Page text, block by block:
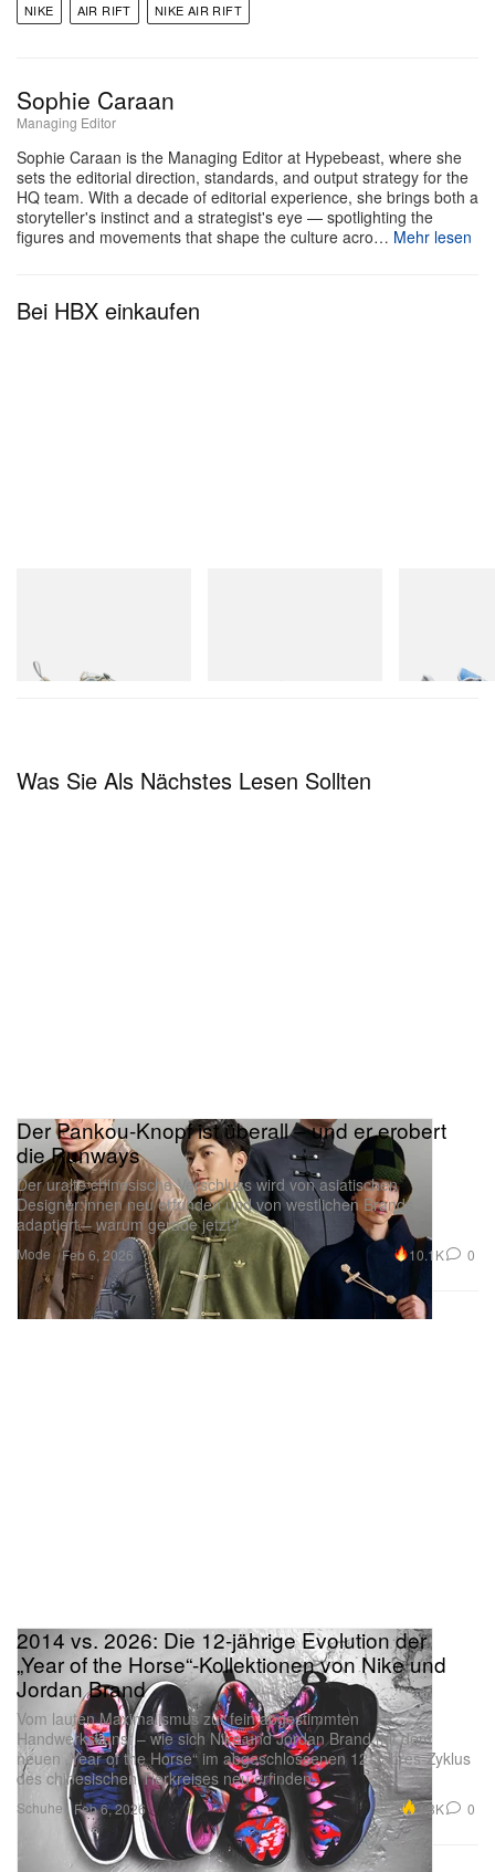
NIKE AIR RIFT NIKE AIR RIFT
Sophie Caraan
Managing Editor
Sophie Caraan is the Managing Editor at Hypebeast, where she
sets the editorial direction, standards, and output strategy for the
HQ team. With a decade of editorial experience, she brings both a
storyteller's instinct and a strategist's eye — spotlighting the
figures and movements that shape the culture acro… Mehr lesen
Bei HBX einkaufen
Jetzt einkaufen
Was Sie Als Nächstes Lesen Sollten
Mode
Der Pankou-Knopf ist überall – und er erobert
die Runways
Der uralte chinesische Verschluss wird von asiatischen
Designer:innen neu erfunden und von westlichen Brands
adaptiert – warum gerade jetzt?
Feb 6, 2026 10.1K 0
Schuhe
2014 vs. 2026: Die 12-jährige Evolution der
„Year of the Horse“-Kollektionen von Nike und
Jordan Brand
Vom lauten Maximalismus zur fein abgestimmten
Handwerkskunst – wie sich Nike und Jordan Brand mit dem
neuen „Year of the Horse“ im abgeschlossenen 12-Jahres-Zyklus
des chinesischen Tierkreises neu erfinden.
Feb 6, 2026 3.3K 0